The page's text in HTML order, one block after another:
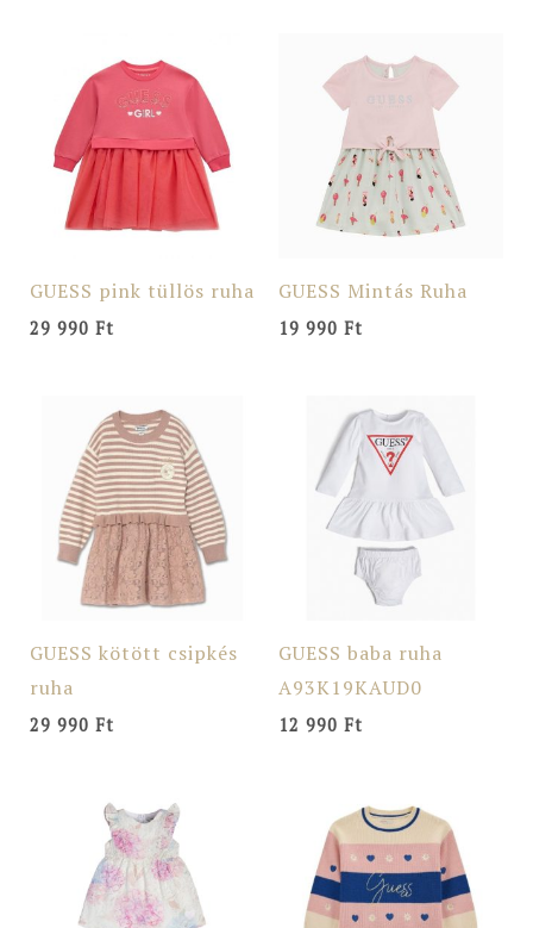
GUESS pink tüllös ruha
29 990 Ft
GUESS Mintás Ruha
19 990 Ft
GUESS kötött csipkés
ruha
29 990 Ft
GUESS baba ruha
A93K19KAUD0
12 990 Ft